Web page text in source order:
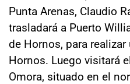
Punta Arenas, Claudio
trasladará a Puerto
de Hornos, para
Hornos. Luego visitará
Omora, situado en el